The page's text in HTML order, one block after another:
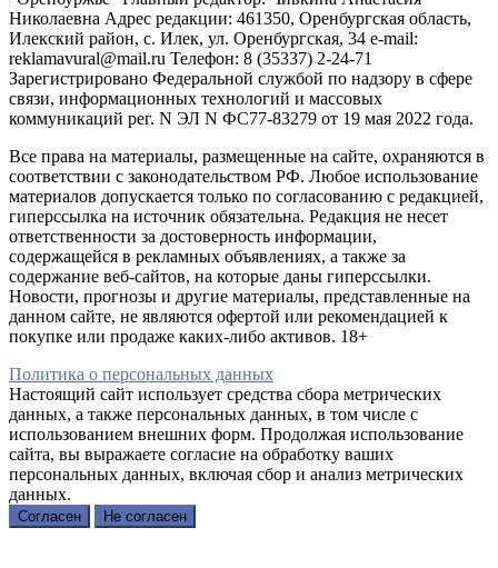
Николаевна Адрес редакции: 461350, Оренбургская область,
Илекский район, с. Илек, ул. Оренбургская, 34 e-mail:
reklamavural@mail.ru Телефон: 8 (35337) 2-24-71
Зарегистрировано Федеральной службой по надзору в сфере
связи, информационных технологий и массовых
коммуникаций рег. N ЭЛ N ФС77-83279 от 19 мая 2022 года.
Все права на материалы, размещенные на сайте, охраняются в
соответствии с законодательством РФ. Любое использование
материалов допускается только по согласованию с редакцией,
гиперссылка на источник обязательна. Редакция не несет
ответственности за достоверность информации,
содержащейся в рекламных объявлениях, а также за
содержание веб-сайтов, на которые даны гиперссылки.
Новости, прогнозы и другие материалы, представленные на
данном сайте, не являются офертой или рекомендацией к
покупке или продаже каких-либо активов. 18+
Политика о персональных данных
Настоящий сайт использует средства сбора метрических
данных, а также персональных данных, в том числе с
использованием внешних форм. Продолжая использование
сайта, вы выражаете согласие на обработку ваших
персональных данных, включая сбор и анализ метрических
данных.
Согласен Не согласен